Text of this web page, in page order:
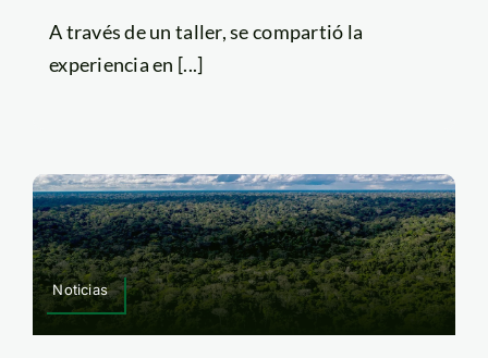
A través de un taller, se compartió la
experiencia en [...]
Noticias